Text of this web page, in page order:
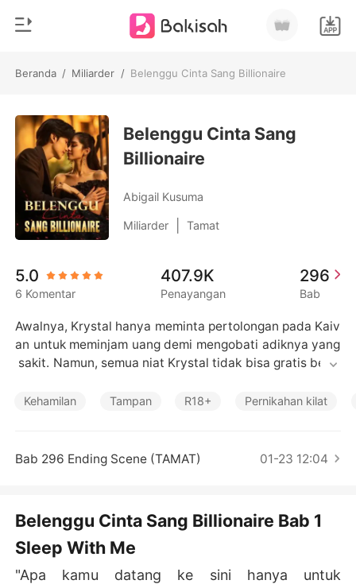
Beranda / Miliarder / Belenggu Cinta Sang Billionaire
Pengisian Ulang
Riwayat Membaca
Keluar
Unduh Aplikasi
Genre
Modern
Romantis
Cerita pendek
Likantrof
Cerita Pilihan
Belenggu Cinta Sang
Billionaire
Abigail Kusuma
Miliarder Tamat
5.0
6 Komentar
407.9K
Penayangan
296
Bab
Awalnya, Krystal hanya meminta pertolongan pada Kaiv
an untuk meminjam uang demi mengobati adiknya yang
sakit. Namun, semua niat Krystal tidak bisa gratis begit
ua dari seorang Kaivan Bastian Mahendra adalah syara
Hubungan rumit layaknya sesuatu hal yang tak mungki
Kehamilan Tampan R18+ Pernikahan kilat
Bab 296 Ending Scene (TAMAT) 01-23 12:04
Belenggu Cinta Sang Billionaire Bab 1
Sleep With Me
"Apa kamu datang ke sini hanya untuk